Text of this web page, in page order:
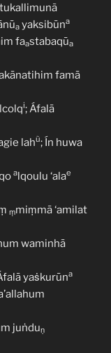
a yaksibūna
faastabaqūa
famā
lcolqi; Áfalā
lahũ; Ín huwa
alqoulu ‘alae
ṃmiṃmā ‘amilat
waminhā
yaṡkurūna
juṅduṇ